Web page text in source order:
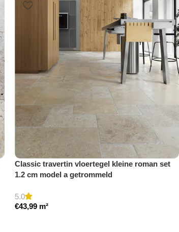
Classic travertin vloertegel kleine roman set
1.2 cm model a getrommeld
5.0
€43,99 m²